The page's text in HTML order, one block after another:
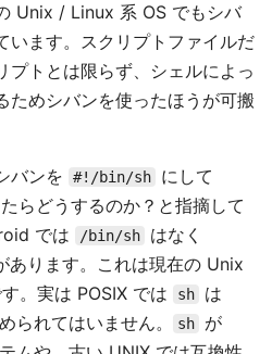
Unix / Linux 系 OS でもシバ
います。スクリプトファイルだ
プトとは限らず、シェルによっ
ためシバンを使ったほうが可搬
バンを #!/bin/sh にして
らどうするのか？と指摘して
では
/bin/sh はなく
あります。これは現在の Unix
。実は POSIX では
sh は
られてはいません。 sh が